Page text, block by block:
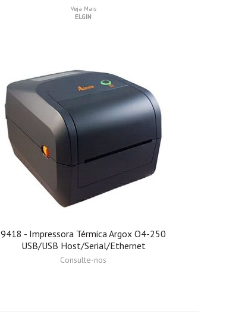
Veja Mais
ELGIN
9418 - Impressora Térmica Argox O4-250
USB/USB Host/Serial/Ethernet
Consulte-nos